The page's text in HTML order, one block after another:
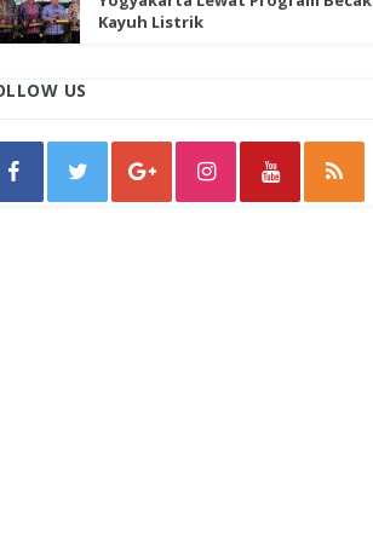
Kayuh Listrik
US